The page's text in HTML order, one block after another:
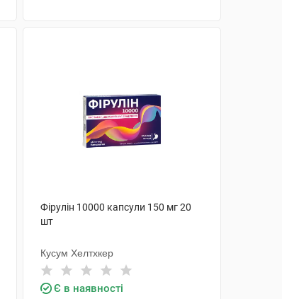
Фірулін 10000 капсули 150 мг 20
шт
Кусум Хелтхкер
Є в наявності